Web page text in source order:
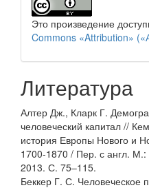
Это произведение
Commons «Attribution»
Литература
Алтер Дж., Кларк Г.
человеческий капитал //
история Европы Нового и
1700-1870 / Пер. с англ. М.:
2013. С. 75–115.
Беккер Г. С. Человеческое